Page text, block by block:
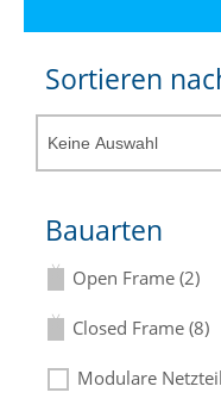
Sortieren
Bauarten
Open Frame (2)
Closed Frame (8)
Modulare